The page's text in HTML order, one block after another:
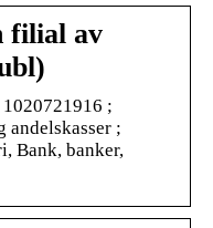
filial av
;
andelskasser ;
Bank, banker,